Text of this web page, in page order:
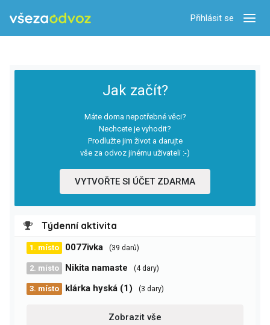
Přihlásit se
Jak začít?
Máte doma nepotřebné věci?
Nechcete je vyhodit?
Prodlužte jim život a darujte
vše za odvoz jinému uživateli :-)
VYTVOŘTE SI ÚČET ZDARMA
Týdenní aktivita
1. místo 0077ivka (39 darů)
2. místo Nikita namaste (4 dary)
3. místo klárka hyská (1) (3 dary)
Zobrazit vše